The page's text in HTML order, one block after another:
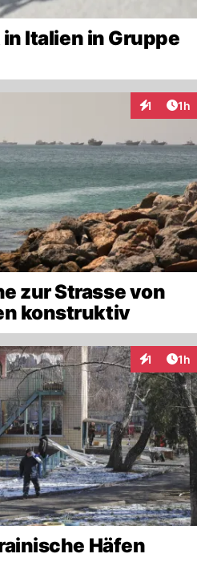
Italien in Gruppe
1 1h
zur Strasse von
konstruktiv
1 1h
Häfen